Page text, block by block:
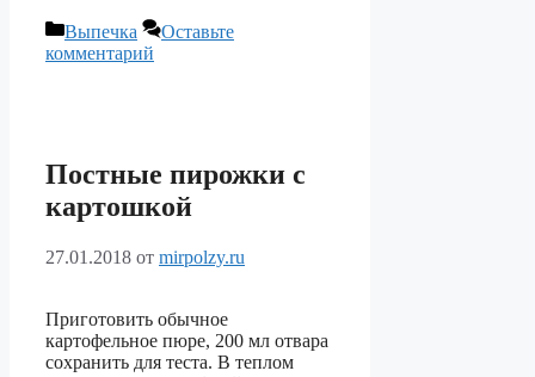
Рубрики
Выпечка
Оставьте
комментарий
Постные пирожки с
картошкой
27.01.2018 от mirpolzy.ru
Приготовить обычное
картофельное пюре, 200 мл отвара
сохранить для теста. В теплом